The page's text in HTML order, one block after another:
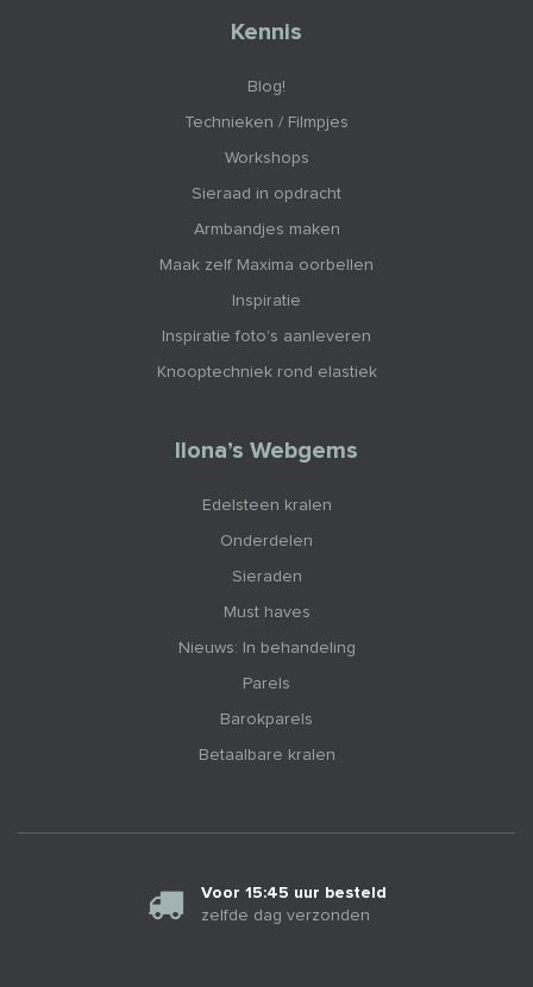
Kennis
Blog!
Technieken / Filmpjes
Workshops
Sieraad in opdracht
Armbandjes maken
Maak zelf Maxima oorbellen
Inspiratie
Inspiratie foto's aanleveren
Knooptechniek rond elastiek
Ilona’s Webgems
Edelsteen kralen
Onderdelen
Sieraden
Must haves
Nieuws: In behandeling
Parels
Barokparels
Betaalbare kralen
Voor 15:45 uur besteld
zelfde dag verzonden